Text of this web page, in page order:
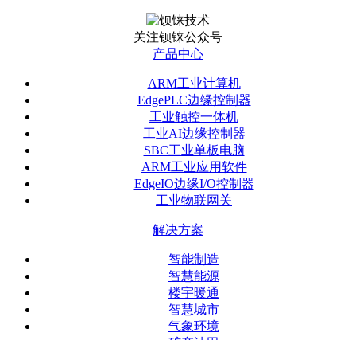
关注钡铼公众号
产品中心
ARM工业计算机
EdgePLC边缘控制器
工业触控一体机
工业AI边缘控制器
SBC工业单板电脑
ARM工业应用软件
EdgeIO边缘I/O控制器
工业物联网关
解决方案
智能制造
智慧能源
楼宇暖通
智慧城市
气象环境